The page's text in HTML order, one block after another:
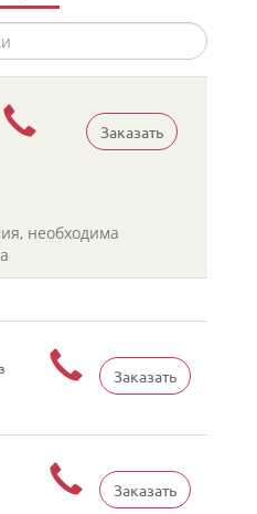
Заказать
необходима
Заказать
Заказать